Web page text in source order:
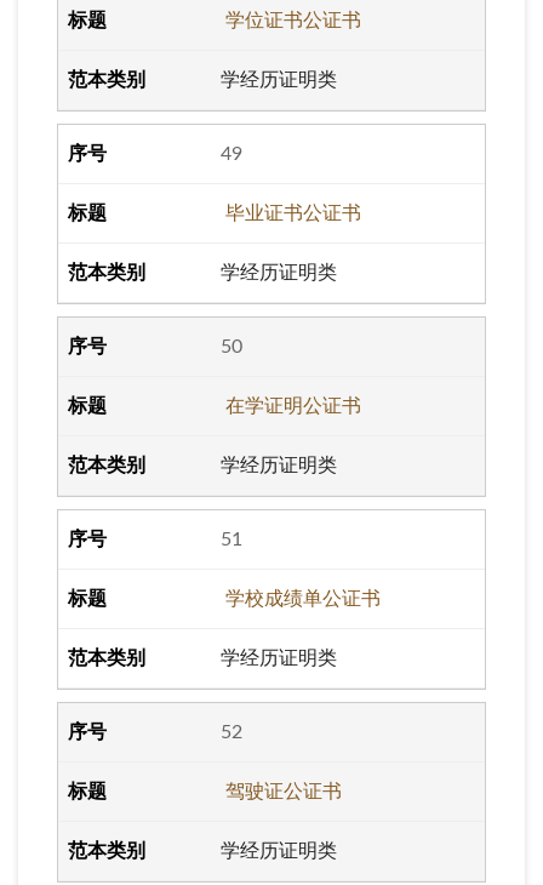
学位证书公证书
学经历证明类
49
毕业证书公证书
学经历证明类
50
在学证明公证书
学经历证明类
51
学校成绩单公证书
学经历证明类
52
驾驶证公证书
学经历证明类